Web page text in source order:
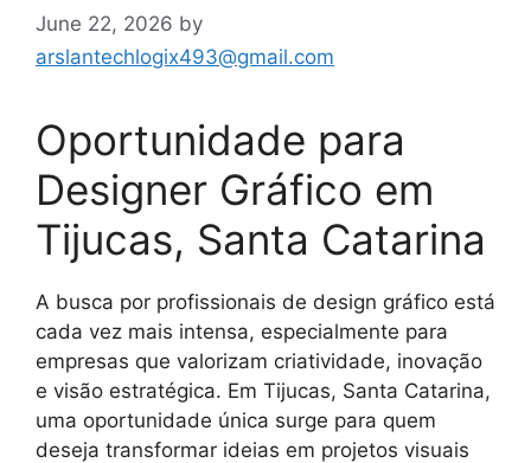
June 22, 2026 by
arslantechlogix493@gmail.com
Oportunidade para
Designer Gráfico em
Tijucas, Santa Catarina
A busca por profissionais de design gráfico está
cada vez mais intensa, especialmente para
empresas que valorizam criatividade, inovação
e visão estratégica. Em Tijucas, Santa Catarina,
uma oportunidade única surge para quem
deseja transformar ideias em projetos visuais